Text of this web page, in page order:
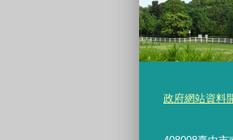
政府網站資料